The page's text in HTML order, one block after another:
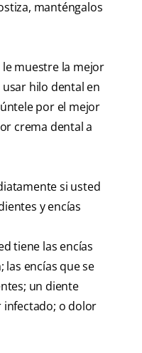
manténgalos
muestre la mejor
hilo dental en
por el mejor
crema dental a
si usted
y encías
tiene las encías
las encías que se
un diente
o dolor